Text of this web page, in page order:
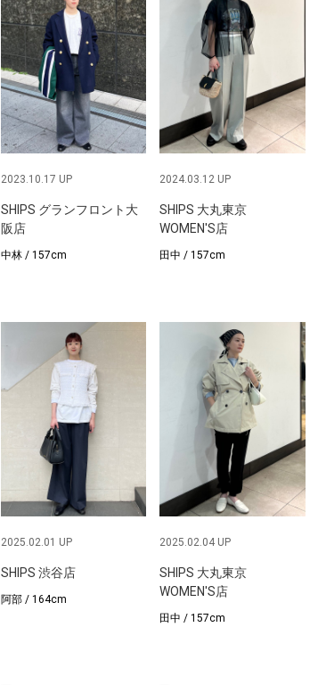
2023.10.17 UP
SHIPS グランフロント大
阪店
中林 / 157cm
2024.03.12 UP
SHIPS 大丸東京
WOMEN'S店
田中 / 157cm
2025.02.01 UP
SHIPS 渋谷店
阿部 / 164cm
2025.02.04 UP
SHIPS 大丸東京
WOMEN'S店
田中 / 157cm